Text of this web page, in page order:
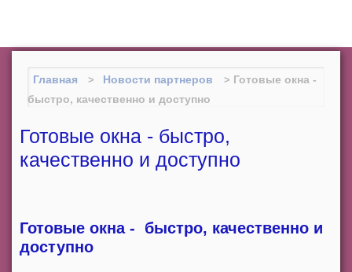
Главная Новости партнеров
Готовые окна -
быстро, качественно и доступно
Готовые окна - быстро,
качественно и доступно
Готовые окна - быстро, качественно и
доступно